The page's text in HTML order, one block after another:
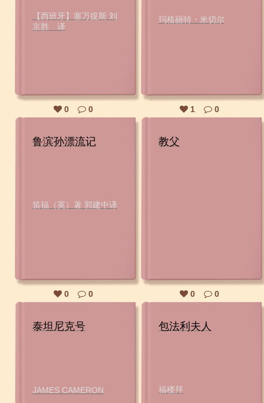
【西班牙】塞万提斯 刘
京胜 译
0 0
玛格丽特・米切尔
1 0
鲁滨孙漂流记
笛福（英）著 郭建中译
0 0
教父
0 0
泰坦尼克号
JAMES CAMERON
包法利夫人
福楼拜